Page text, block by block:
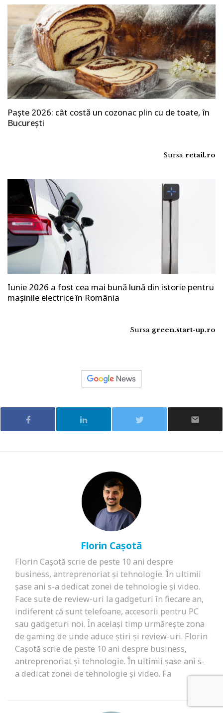
Paște 2026: cât costă un cozonac plin cu de toate, în
București
Sursa retail.ro
Iunie 2026 a fost cea mai bună lună din istorie pentru
mașinile electrice în România
Sursa green.start-up.ro
Florin Cașotă
Florin Cașotă scrie de peste 10 ani despre
business, antreprenoriat și tehnologie. În ultimii
șase ani s-a dedicat zonei de tehnologie și video.
Face sute de review-uri la gadgeturi în fiecare an,
indiferent că sunt telefoane, accesorii pentru PC
sau gadgeturi noi. În același timp urmărește zona
de gaming de unde aduce știri și review-uri. Florin
Cașotă scrie de peste 10 ani despre business,
antreprenoriat și tehnologie. În ultimii șase ani s-
a dedicat zonei de tehnologie și video. Fa